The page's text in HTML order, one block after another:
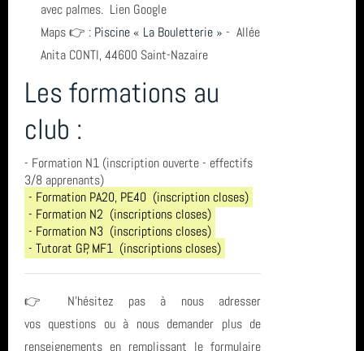
avec palmes. Lien Google
Maps👉 : Piscine « La Bouletterie » - Allée
Anita CONTI, 44600 Saint-Nazaire
Les formations au
club :
- Formation N1 (inscription ouverte - effectifs
3/8 apprenants)
- Formation PA20, PE40 (inscription closes)
- Formation N2 (inscriptions closes)
- Formation N3 (inscriptions closes)
- Tutorat GP, MF1 (inscriptions closes)
👉 N'hésitez pas à nous adresser
vos questions ou à nous demander plus de
renseignements en remplissant le formulaire